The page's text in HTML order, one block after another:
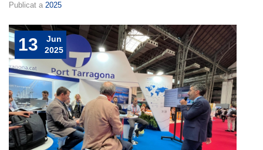
Publicat a 2025
13
Jun
2025